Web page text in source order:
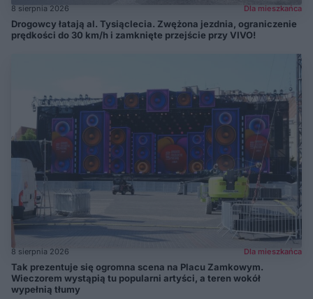
8 sierpnia 2026 Dla mieszkańca
Drogowcy łatają al. Tysiąclecia. Zwężona jezdnia, ograniczenie
prędkości do 30 km/h i zamknięte przejście przy VIVO!
8 sierpnia 2026 Dla mieszkańca
Tak prezentuje się ogromna scena na Placu Zamkowym.
Wieczorem wystąpią tu popularni artyści, a teren wokół
wypełnią tłumy